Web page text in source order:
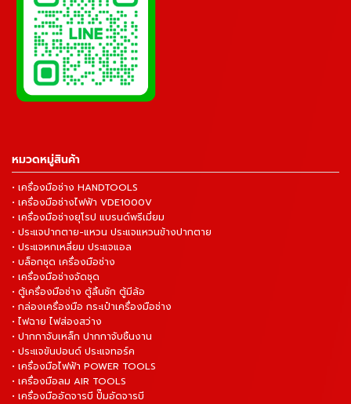
หมวดหมู่สินค้า
• เครื่องมือช่าง HANDTOOLS
• เครื่องมือช่างไฟฟ้า VDE1000V
• เครื่องมือช่างยุโรป แบรนด์พรีเมี่ยม
• ประแจปากตาย-แหวน ประแจแหวนข้างปากตาย
• ประแจหกเหลี่ยม ประแจแอล
• บล็อกชุด เครื่องมือช่าง
• เครื่องมือช่างจัดชุด
• ตู้เครื่องมือช่าง ตู้ลิ้นชัก ตู้มีล้อ
• กล่องเครื่องมือ กระเป๋าเครื่องมือช่าง
• ไฟฉาย ไฟส่องสว่าง
• ปากกาจับเหล็ก ปากกาจับชิ้นงาน
• ประแจขันปอนด์ ประแจทอร์ค
• เครื่องมือไฟฟ้า POWER TOOLS
• เครื่องมือลม AIR TOOLS
• เครื่องมืออัดจารบี ปั๊มอัดจารบี